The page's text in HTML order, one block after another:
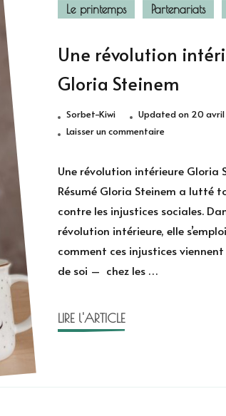
Le printemps Partenariats
Une révolution
Gloria Steinem
Sorbet-Kiwi Updated on 20
Laisser un commentairesur
révolution
de
Gloria
Steinem
Une révolution intérieure Gloria
Résumé Gloria Steinem a lutté
contre les injustices sociales.
révolution intérieure, elle
comment ces injustices viennent
de soi – chez les …
LIRE l'ARTICLE